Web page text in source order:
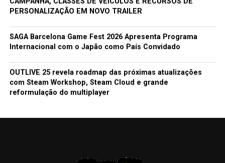
PERSONALIZAÇÃO EM NOVO TRAILER
SAGA Barcelona Game Fest 2026 Apresenta Programa
Internacional com o Japão como País Convidado
OUTLIVE 25 revela roadmap das próximas atualizações
com Steam Workshop, Steam Cloud e grande
reformulação do multiplayer